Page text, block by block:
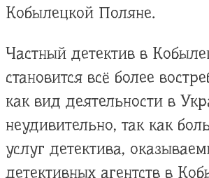
Кобылецкой Поляне.
Частный детектив в
становится всё более
как вид деятельности в
неудивительно, так как
услуг детектива,
детективных агентств в